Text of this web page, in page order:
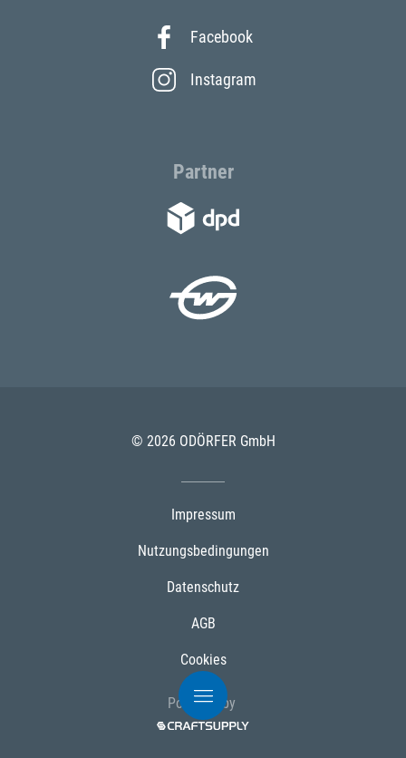
Facebook
Instagram
Partner
© 2026 ODÖRFER GmbH
Impressum
Nutzungsbedingungen
Datenschutz
AGB
Cookies
Powered by